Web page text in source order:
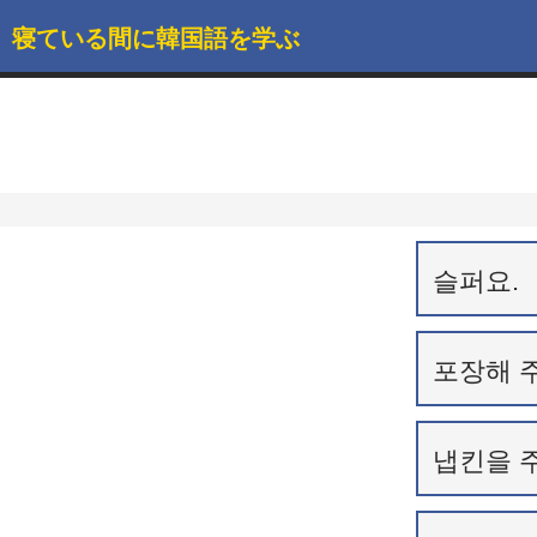
寝ている間に韓国語を学ぶ
슬퍼요.
포장해
냅킨을